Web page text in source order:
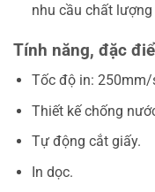
nhu cầu chất lượng
Tính năng, đặc
Tốc độ in: 250mm/
Thiết kế chống
Tự động cắt giấy.
In dọc.